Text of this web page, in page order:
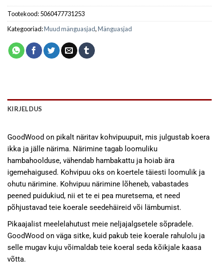
Tootekood:5060477731253
Kategooriad:Muud mänguasjad,Mänguasjad
KIRJELDUS
GoodWood on pikalt näritav kohvipuupuit, mis julgustab koera
ikka ja jälle närima. Närimine tagab loomuliku
hambahoolduse, vähendab hambakattu ja hoiab ära
igemehaigused. Kohvipuu oks on koertele täiesti loomulik ja
ohutu närimine. Kohvipuu närimine lõheneb, vabastades
peened puidukiud, nii et te ei pea muretsema, et need
põhjustavad teie koerale seedehäireid või lämbumist.
Pikaajalist meelelahutust meie neljajalgsetele sõpradele.
GoodWood on väga sitke, kuid pakub teie koerale rahulolu ja
selle mugav kuju võimaldab teie koeral seda kõikjale kaasa
võtta.